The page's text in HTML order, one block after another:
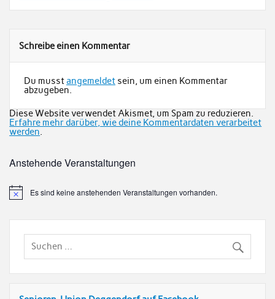
Schreibe einen Kommentar
Du musstangemeldetsein, um einen Kommentar
abzugeben.
Diese Website verwendet Akismet, um Spam zu reduzieren.
Erfahre mehr darüber, wie deine Kommentardaten verarbeitet
werden.
Anstehende Veranstaltungen
Es sind keine anstehenden Veranstaltungen vorhanden.